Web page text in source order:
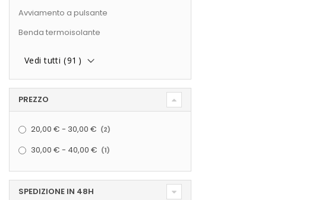
Avviamento a pulsante
Benda termoisolante
Vedi tutti (91 )
PREZZO
20,00 € - 30,00 € 2
30,00 € - 40,00 € 1
SPEDIZIONE IN 48H